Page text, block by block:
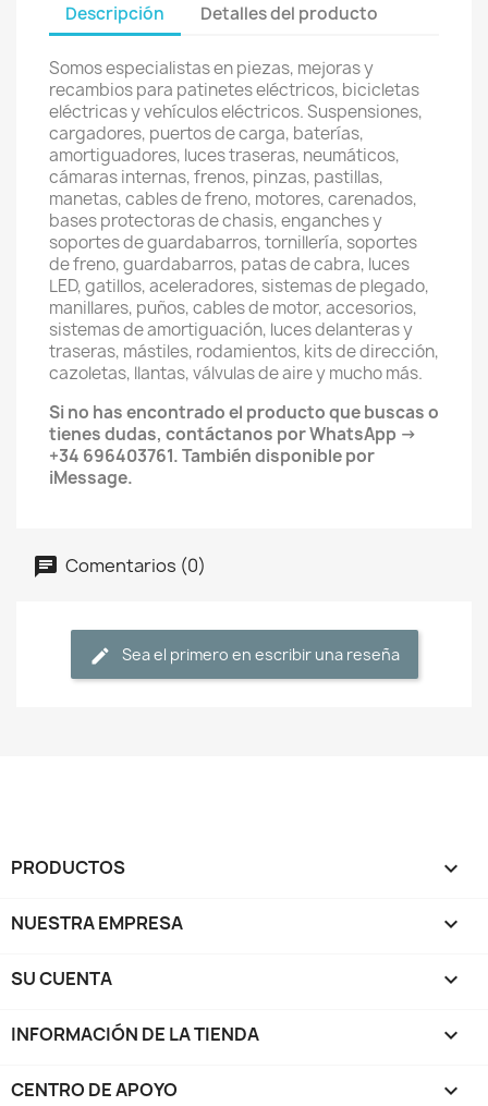
Descripción Detalles del producto
Somos especialistas en piezas, mejoras y
recambios para patinetes eléctricos, bicicletas
eléctricas y vehículos eléctricos. Suspensiones,
cargadores, puertos de carga, baterías,
amortiguadores, luces traseras, neumáticos,
cámaras internas, frenos, pinzas, pastillas,
manetas, cables de freno, motores, carenados,
bases protectoras de chasis, enganches y
soportes de guardabarros, tornillería, soportes
de freno, guardabarros, patas de cabra, luces
LED, gatillos, aceleradores, sistemas de plegado,
manillares, puños, cables de motor, accesorios,
sistemas de amortiguación, luces delanteras y
traseras, mástiles, rodamientos, kits de dirección,
cazoletas, llantas, válvulas de aire y mucho más.
Si no has encontrado el producto que buscas o
tienes dudas, contáctanos por WhatsApp →
+34 696403761. También disponible por
iMessage.
Comentarios (0)
Sea el primero en escribir una reseña
PRODUCTOS 
NUESTRA EMPRESA 
SU CUENTA 
INFORMACIÓN DE LA TIENDA keyboard_arrow_down
CENTRO DE APOYO 